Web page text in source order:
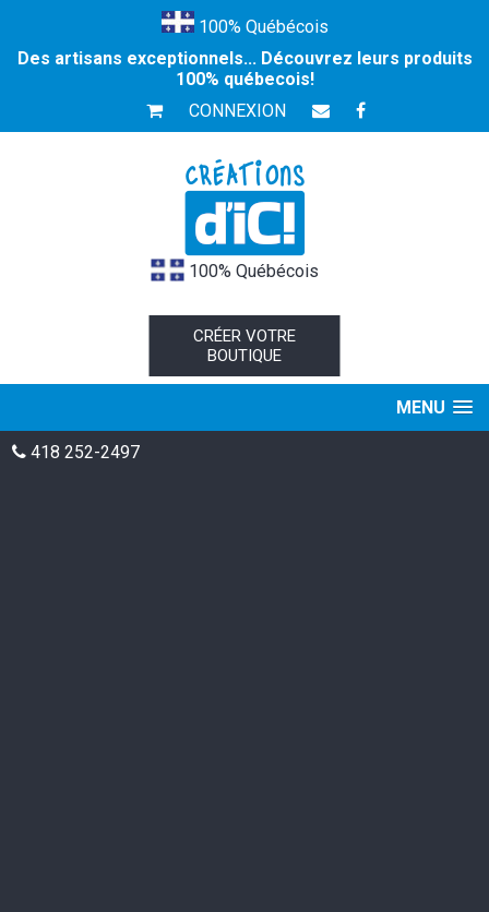
100% Québécois
Des artisans exceptionnels... Découvrez leurs produits
100% québecois!
CONNEXION
100% Québécois
CRÉER VOTRE
BOUTIQUE
MENU
418 252-2497